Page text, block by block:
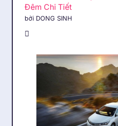
Đêm Chi Tiết
bởi DONG SINH